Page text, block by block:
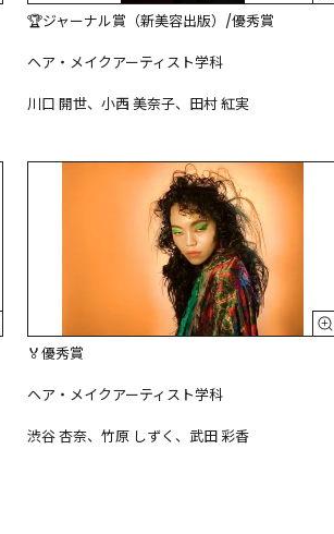
🏆ジャーナル賞（新美容出版）/優秀賞
ヘア・メイクアーティスト学科
川口 開世、小西 美奈子、田村 紅実
🏅優秀賞
ヘア・メイクアーティスト学科
渋谷 杏奈、竹原 しずく、武田 彩香